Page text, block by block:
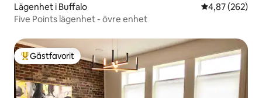
Lägenhet i Buffalo 4,87 av 5 i
4,87 (262)
Five Points lägenhet - övre enhet
Populär gästfavorit
Gästfavorit